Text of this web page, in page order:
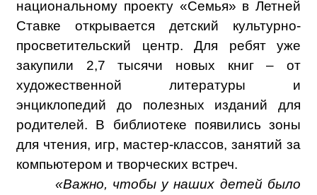
национальному проекту «Семья» в Летней
Ставке открывается детский культурно-
просветительский центр. Для ребят уже
закупили 2,7 тысячи новых книг – от
художественной литературы и
энциклопедий до полезных изданий для
родителей. В библиотеке появились зоны
для чтения, игр, мастер-классов, занятий за
компьютером и творческих встреч.
«Важно, чтобы у наших детей было